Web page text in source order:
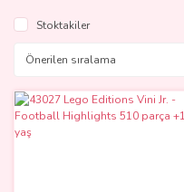
Stoktakiler